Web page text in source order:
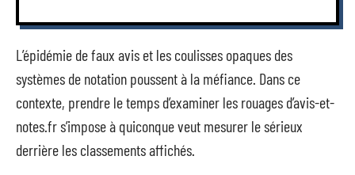
L’épidémie de faux avis et les coulisses opaques des
systèmes de notation poussent à la méfiance. Dans ce
contexte, prendre le temps d’examiner les rouages d’avis-et-
notes.fr s’impose à quiconque veut mesurer le sérieux
derrière les classements affichés.